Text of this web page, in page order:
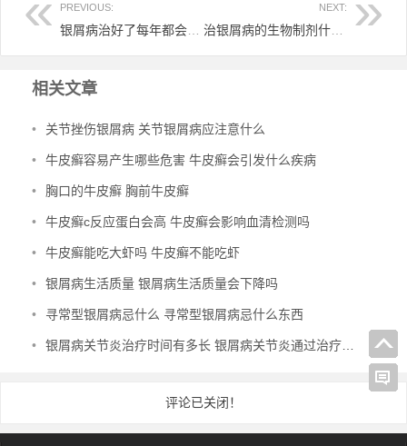
PREVIOUS: NEXT:
治银屑病的生物制剂什么价 治疗银屑病的生物制剂多少钱
相关文章
• 关节挫伤银屑病 关节银屑病应注意什么
• 牛皮癣容易产生哪些危害 牛皮癣会引发什么疾病
• 胸口的牛皮癣 胸前牛皮癣
• 牛皮癣c反应蛋白会高 牛皮癣会影响血清检测吗
• 牛皮癣能吃大虾吗 牛皮癣不能吃虾
• 银屑病生活质量 银屑病生活质量会下降吗
• 寻常型银屑病忌什么 寻常型银屑病忌什么东西
• 银屑病关节炎治疗时间有多长 银屑病关节炎通过治疗可以恢复吗
评论已关闭！